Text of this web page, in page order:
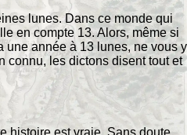
lunes. Dans ce monde qui
en compte 13. Alors, même si
une année à 13 lunes, ne vous y
connu, les dictons disent tout et